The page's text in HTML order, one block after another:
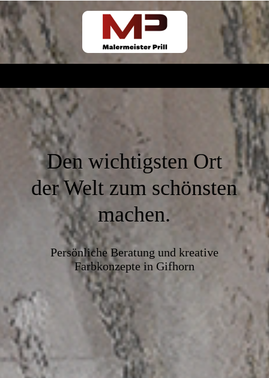
Den wichtigsten Ort
der Welt zum schönsten
machen.
Persönliche Beratung und kreative
Farbkonzepte in Gifhorn